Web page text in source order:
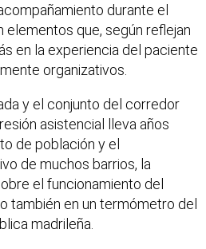
durante el
elementos que, según reflejan
en la experiencia del paciente
organizativos.
y el conjunto del corredor
asistencial lleva años
de población y el
de muchos barrios, la
el funcionamiento del
también en un termómetro del
madrileña.